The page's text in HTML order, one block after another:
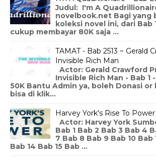
Judul: I'm A
novelbook.net Bagi yang
koleksi novel ini, dari Bab
cukup membayar 80K saja ...
TAMAT - Bab 2513 ~ Gerald
Invisible Rich Man
Actor: Gerald Crawford
Invisible Rich Man - Bab 1
50K Bantu Admin ya, boleh Donasi or
bisa di klik...
Harvey York's Rise To
Actor: Harvey York
Bab 1 Bab 2 Bab 3 Bab 4
7 Bab 8 Bab 9 Bab 10 Bab
Bab 14 Bab 15 Bab ...